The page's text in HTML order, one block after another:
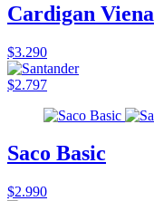
Cardigan Viena
$3.290
$2.797
Saco Basic
$2.990